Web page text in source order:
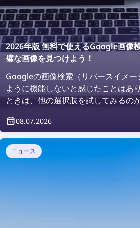
2026年版 無料で使えるGoogle画像
璧な画像を見つけよう！
Googleの画像検索（リバースイメー
ように機能しないと感じたことはあ
ときは、他の選択肢を試してみるの
画像を見つけましょう！
08.07.2026
ニュース